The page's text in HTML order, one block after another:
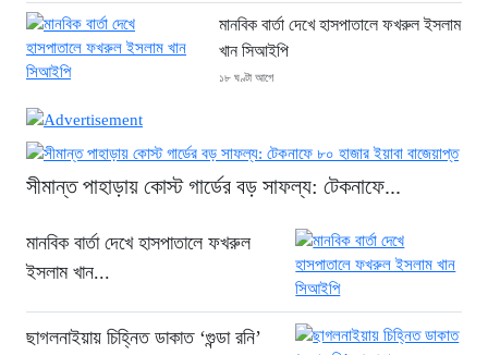
মানবিক বার্তা দেখে হাসপাতালে ফখরুল ইসলাম
খান সিআইপি
১৮ ঘণ্টা আগে
গ্রেপ্তার
শ্রমিকদের গণবিক্ষোভ
গ্রিসের উপকূলে ১৬৮ অভিবাসী উদ্ধার:
ভেতরে ৭২ বাংলাদেশি
সীমান্ত পাহাড়ায় কোস্ট গার্ডের বড় সাফল্য: টেকনাফে...
মানবিক বার্তা দেখে হাসপাতালে ফখরুল
ইসলাম খান...
ছাগলনাইয়ায় চিহ্নিত ডাকাত ‘গুন্ডা রনি’